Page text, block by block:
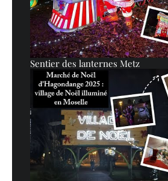
Sentier des lanternes Metz